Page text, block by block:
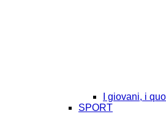
I giovani, i
SPORT